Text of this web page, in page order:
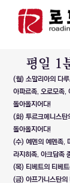
평일 1
(월) 소말리아의 다
아파르족, 오로모족,
돌아올지어다!
(화) 투르크메니스
돌아올지어다!
(수) 예멘의 예멘족,
라지히족, 아크담족
(목) 티베트의 티베
(금) 아프가니스탄